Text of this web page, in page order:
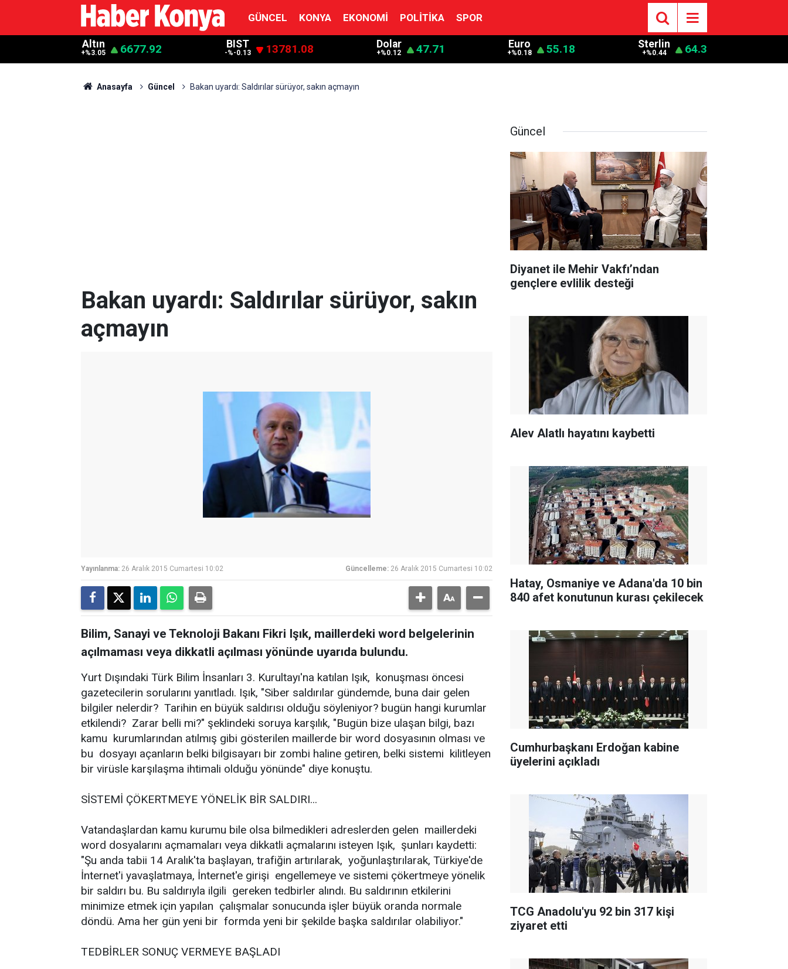
GÜNCEL KONYA EKONOMI POLITIKA SPOR
Altın
+%3.05 6677.92 BIST
-%-0.13 13781.08 Dolar
+%0.12 47.71 Euro
+%0.18 55.18 Sterlin
+%0.44 64.3
Anasayfa Güncel Bakan uyardı: Saldırılar sürüyor, sakın açmayın
Bakan uyardı: Saldırılar sürüyor, sakın
açmayın
Yayınlanma: 26 Aralık 2015 Cumartesi 10:02 Güncelleme: 26 Aralık 2015 Cumartesi 10:02
Bilim, Sanayi ve Teknoloji Bakanı Fikri Işık, maillerdeki word belgelerinin
açılmaması veya dikkatli açılması yönünde uyarıda bulundu.
Yurt Dışındaki Türk Bilim İnsanları 3. Kurultayı'na katılan Işık, konuşması öncesi
gazetecilerin sorularını yanıtladı. Işık, "Siber saldırılar gündemde, buna dair gelen
bilgiler nelerdir? Tarihin en büyük saldırısı olduğu söyleniyor? bugün hangi kurumlar
etkilendi? Zarar belli mi?" şeklindeki soruya karşılık, "Bugün bize ulaşan bilgi, bazı
kamu kurumlarından atılmış gibi gösterilen maillerde bir word dosyasının olması ve
bu dosyayı açanların belki bilgisayarı bir zombi haline getiren, belki sistemi kilitleyen
bir virüsle karşılaşma ihtimali olduğu yönünde" diye konuştu.
SİSTEMİ ÇÖKERTMEYE YÖNELİK BİR SALDIRI...
Vatandaşlardan kamu kurumu bile olsa bilmedikleri adreslerden gelen maillerdeki
word dosyalarını açmamaları veya dikkatli açmalarını isteyen Işık, şunları kaydetti:
"Şu anda tabii 14 Aralık'ta başlayan, trafiğin artırılarak, yoğunlaştırılarak, Türkiye'de
İnternet'i yavaşlatmaya, İnternet'e girişi engellemeye ve sistemi çökertmeye yönelik
bir saldırı bu. Bu saldırıyla ilgili gereken tedbirler alındı. Bu saldırının etkilerini
minimize etmek için yapılan çalışmalar sonucunda işler büyük oranda normale
döndü. Ama her gün yeni bir formda yeni bir şekilde başka saldırılar olabiliyor."
TEDBİRLER SONUÇ VERMEYE BAŞLADI
Güncel
Diyanet ile Mehir Vakfı’ndan
gençlere evlilik desteği
Alev Alatlı hayatını kaybetti
Hatay, Osmaniye ve Adana'da 10 bin
840 afet konutunun kurası çekilecek
Cumhurbaşkanı Erdoğan kabine
üyelerini açıkladı
TCG Anadolu'yu 92 bin 317 kişi
ziyaret etti